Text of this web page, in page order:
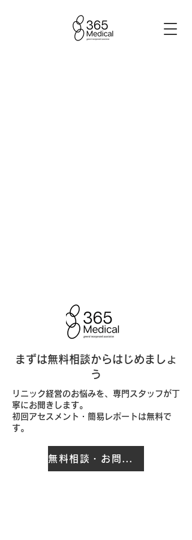
まずは無料相談からはじめましょ
う
リニック経営のお悩みを、専門スタッフが丁
寧にお聞きします。
初回アセスメント・簡易レポートは無料で
す。
無料相談・お問い合わせ